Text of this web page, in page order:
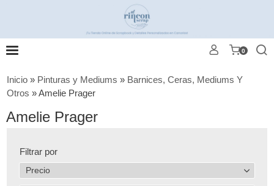
0
Inicio » Pinturas y Mediums » Barnices, Ceras, Mediums Y
Otros »Amelie Prager
Amelie Prager
Filtrar por
Precio